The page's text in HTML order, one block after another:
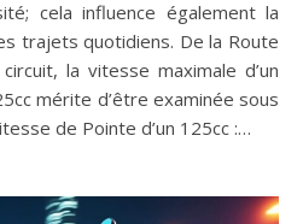
cela influence également la
trajets quotidiens. De la Route
la vitesse maximale d’un
mérite d’être examinée sous
de Pointe d’un 125cc :…